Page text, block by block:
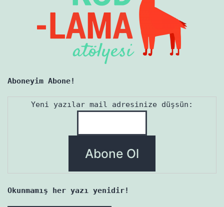
Aboneyim Abone!
Yeni yazılar mail adresinize düşsün:
Okunmamış her yazı yenidir!